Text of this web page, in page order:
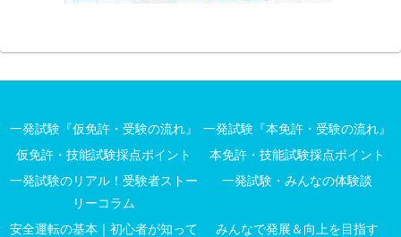
一発試験『仮免許・受験の流れ』
一発試験『本免許・受験の流れ』
仮免許・技能試験採点ポイント
本免許・技能試験採点ポイント
一発試験のリアル！受験者ストー
リーコラム
一発試験・みんなの体験談
安全運転の基本｜初心者が知って みんなで発展＆向上を目指す